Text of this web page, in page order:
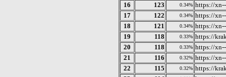
16
123 0.34% https://
17
122 0.34% https://
18
121 0.34% https://
19
118 0.33% https://
20
118 0.33% https://
21
116 0.32% https://
22
115 0.32% https://